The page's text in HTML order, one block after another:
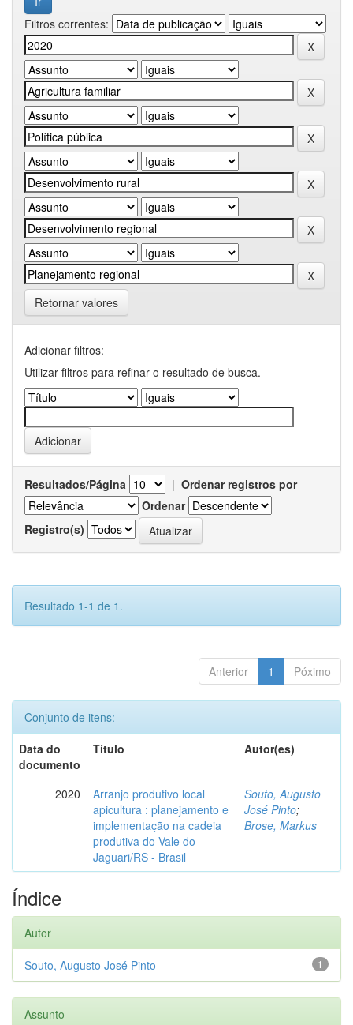
Filtros correntes:
Retornar valores
Adicionar filtros:
Utilizar filtros para refinar o resultado de busca.
Resultados/Página | Ordenar registros por
Ordenar
Registro(s)
Resultado 1-1 de 1.
Anterior 1 Póximo
Conjunto de itens:
Data do
documento
Título Autor(es)
2020
Arranjo produtivo local
apicultura : planejamento e
implementação na cadeia
produtiva do Vale do
Jaguari/RS - Brasil
Souto, Augusto
José Pinto;
Brose, Markus
Índice
Autor
1
Souto, Augusto José Pinto
Assunto